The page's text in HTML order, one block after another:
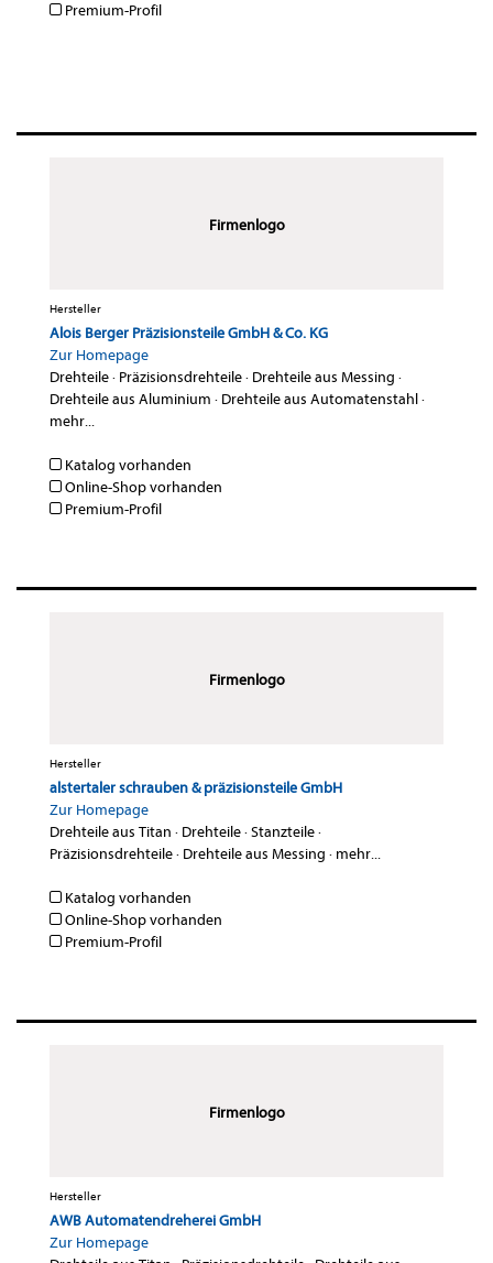
Premium-Profil
Firmenlogo
Hersteller
Alois Berger Präzisionsteile GmbH & Co. KG
Zur Homepage
Drehteile· Präzisionsdrehteile· Drehteile aus Messing ·
Drehteile aus Aluminium · Drehteile aus Automatenstahl·
mehr...
Katalog vorhanden
Online-Shop vorhanden
Premium-Profil
Firmenlogo
Hersteller
alstertaler schrauben & präzisionsteile GmbH
Zur Homepage
Drehteile aus Titan · Drehteile·Stanzteile·
Präzisionsdrehteile· Drehteile aus Messing · mehr...
Katalog vorhanden
Online-Shop vorhanden
Premium-Profil
Firmenlogo
Hersteller
AWB Automatendreherei GmbH
Zur Homepage